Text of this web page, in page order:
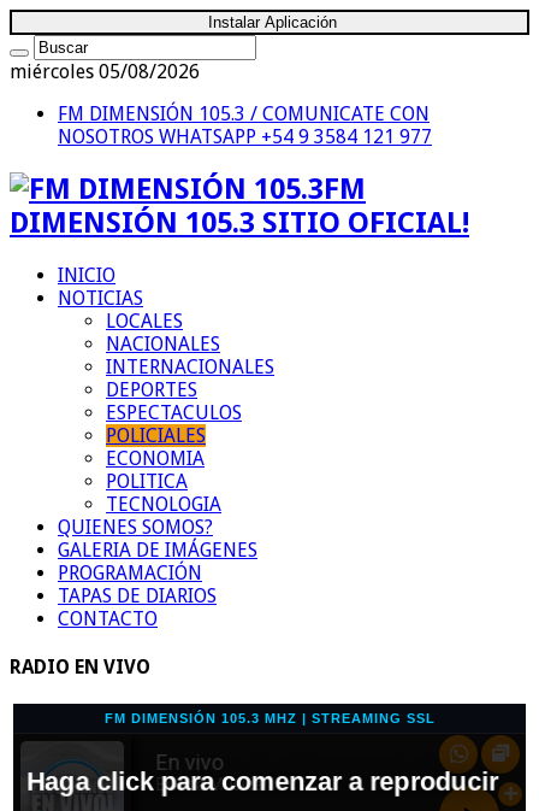
Instalar Aplicación
miércoles 05/08/2026
FM DIMENSIÓN 105.3 / COMUNICATE CON
NOSOTROS WHATSAPP +54 9 3584 121 977
FM
DIMENSIÓN 105.3 SITIO OFICIAL!
INICIO
NOTICIAS
LOCALES
NACIONALES
INTERNACIONALES
DEPORTES
ESPECTACULOS
POLICIALES
ECONOMIA
POLITICA
TECNOLOGIA
QUIENES SOMOS?
GALERIA DE IMÁGENES
PROGRAMACIÓN
TAPAS DE DIARIOS
CONTACTO
RADIO EN VIVO